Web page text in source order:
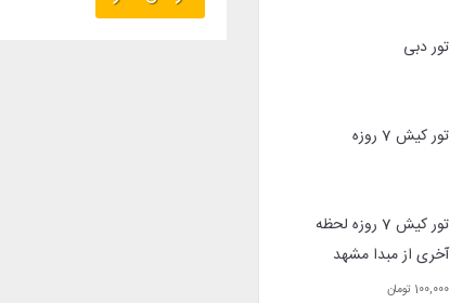
تور دبی
تور کیش 7 روزه
تور کیش 7 روزه لحظه
آخری از مبدا مشهد
100,000 تومان